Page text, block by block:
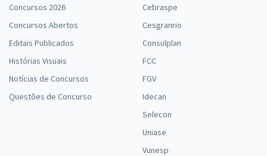
Concursos 2026
Concursos Abertos
Editais Publicados
Histórias Visuais
Notícias de Concursos
Questões de Concurso
Cebraspe
Cesgranrio
Consulplan
FCC
FGV
Idecan
Selecon
Uniase
Vunesp